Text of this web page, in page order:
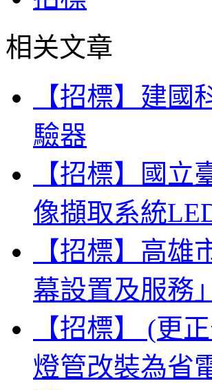
相关文章
【招標】建
驗器
【招標】國
像擷取系統
【招標】高
幕設置及服務
【招標】 (更
燈管改裝為省